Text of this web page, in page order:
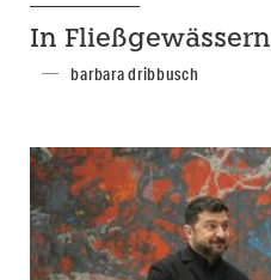
In Fließgewässern
barbara dribbusch